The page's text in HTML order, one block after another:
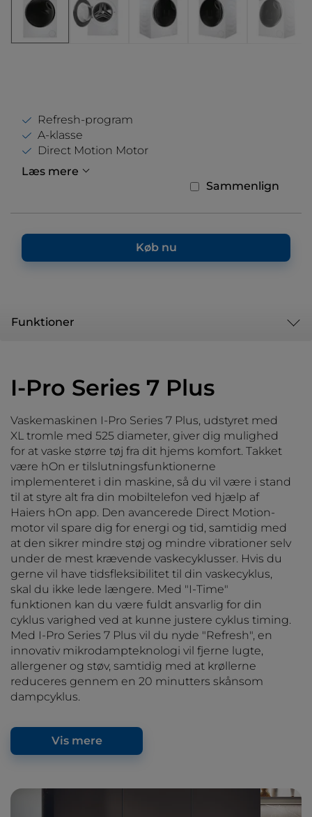
Refresh-program
A-klasse
Direct Motion Motor
Læs mere
Sammenlign
Køb nu
Funktioner
I-Pro Series 7 Plus
Vaskemaskinen I-Pro Series 7 Plus, udstyret med
XL tromle med 525 diameter, giver dig mulighed
for at vaske større tøj fra dit hjems komfort. Takket
være hOn er tilslutningsfunktionerne
implementeret i din maskine, så du vil være i stand
til at styre alt fra din mobiltelefon ved hjælp af
Haiers hOn app. Den avancerede Direct Motion-
motor vil spare dig for energi og tid, samtidig med
at den sikrer mindre støj og mindre vibrationer selv
under de mest krævende vaskecyklusser. Hvis du
gerne vil have tidsfleksibilitet til din vaskecyklus,
skal du ikke lede længere. Med "I-Time"
funktionen kan du være fuldt ansvarlig for din
cyklus varighed ved at kunne justere cyklus timing.
Med I-Pro Series 7 Plus vil du nyde "Refresh", en
innovativ mikrodampteknologi vil fjerne lugte,
allergener og støv, samtidig med at krøllerne
reduceres gennem en 20 minutters skånsom
dampcyklus.
Vis mere